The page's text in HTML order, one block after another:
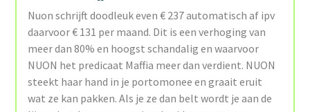
Nuon schrijft doodleuk even € 237 automatisch af ipv
daarvoor € 131 per maand. Dit is een verhoging van
meer dan 80% en hoogst schandalig en waarvoor
NUON het predicaat Maffia meer dan verdient. NUON
steekt haar hand in je portomonee en graait eruit
wat ze kan pakken. Als je ze dan belt wordt je aan de